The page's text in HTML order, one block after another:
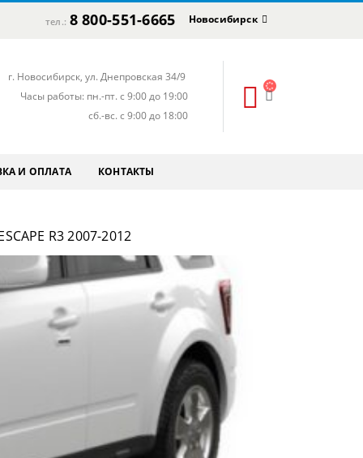
тел.: 8 800-551-6665 Новосибирск
г. Новосибирск, ул. Днепровская 34/9
Часы работы: пн.-пт. с 9:00 до 19:00
сб.-вс. с 9:00 до 18:00
И ОПЛАТА КОНТАКТЫ
R3 2007-2012